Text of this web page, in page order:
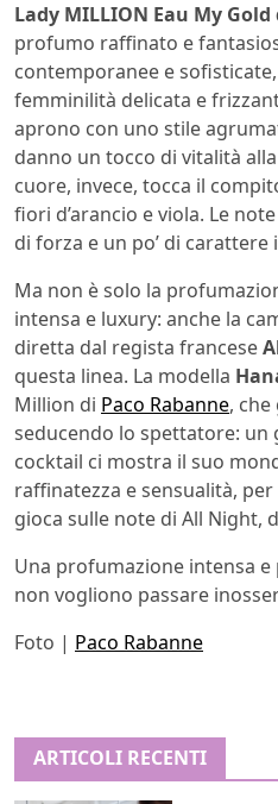
Lady MILLION Eau My
profumo raffinato e
contemporanee e
femminilità delicata e
aprono con uno stile
danno un tocco di vitalità
cuore, invece, tocca il
fiori d’arancio e viola. Le
di forza e un po’ di
Ma non è solo la
intensa e luxury: anche la
diretta dal regista francese
questa linea. La modella
Million di Paco Rabanne, che
seducendo lo spettatore: un
cocktail ci mostra il suo
raffinatezza e sensualità,
gioca sulle note di All Night,
Una profumazione intensa
non vogliono passare
Foto | Paco Rabanne
ARTICOLI RECENTI